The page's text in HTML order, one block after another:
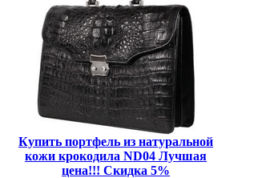
Купить портфель из натуральной
кожи крокодила ND04 Лучшая
цена!!! Скидка 5%